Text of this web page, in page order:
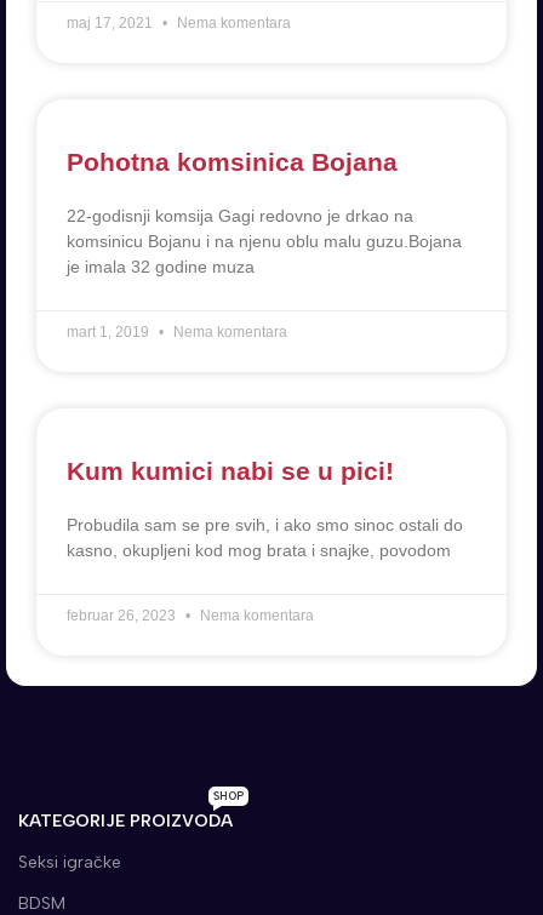
maj 17, 2021 Nema komentara
Pohotna komsinica Bojana
22-godisnji komsija Gagi redovno je drkao na
komsinicu Bojanu i na njenu oblu malu guzu.Bojana
je imala 32 godine muza
mart 1, 2019 Nema komentara
Kum kumici nabi se u pici!
Probudila sam se pre svih, i ako smo sinoc ostali do
kasno, okupljeni kod mog brata i snajke, povodom
februar 26, 2023 Nema komentara
KATEGORIJE PROIZVODA
SHOP
Seksi igračke
BDSM